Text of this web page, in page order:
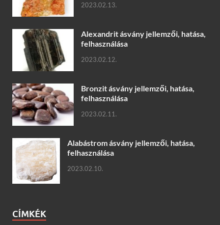
2023.02.13.
Alexandrit ásvány jellemzői, hatása,
felhasználása
2023.02.12.
Bronzit ásvány jellemzői, hatása,
felhasználása
2023.02.11.
Alabástrom ásvány jellemzői, hatása,
felhasználása
2023.02.10.
CÍMKÉK